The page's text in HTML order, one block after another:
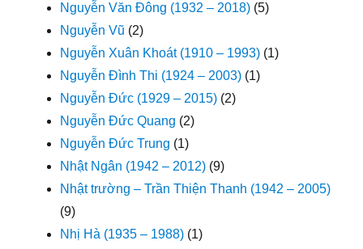
Nguyễn Văn Đông (1932 – 2018) (5)
Nguyễn Vũ (2)
Nguyễn Xuân Khoát (1910 – 1993) (1)
Nguyễn Đình Thi (1924 – 2003) (1)
Nguyễn Đức (1929 – 2015) (2)
Nguyễn Đức Quang (2)
Nguyễn Đức Trung (1)
Nhật Ngân (1942 – 2012) (9)
Nhật trường – Trần Thiện Thanh (1942 – 2005)
(9)
Nhị Hà (1935 – 1988) (1)